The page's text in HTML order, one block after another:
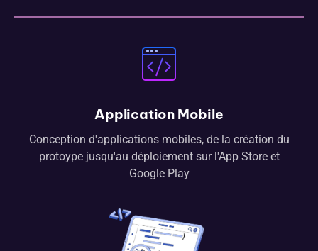
Application Mobile
Conception d'applications mobiles, de la création du
protoype jusqu'au déploiement sur l'App Store et
Google Play